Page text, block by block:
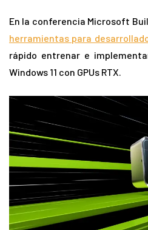
En la conferencia Microsoft
herramientas para
rápido entrenar e
Windows 11 con GPUs RTX.